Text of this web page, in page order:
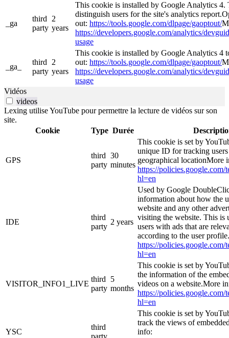
_ga
third
party
2
years
This cookie is installed by Google Analytics 4.
distinguish users for the site's analytics
out: https://tools.google.com/dlpage/gaoptout/
https://developers.google.com/analytics/
usage
_ga_
third
party
2
years
This cookie is installed by Google Analytics 4
out: https://tools.google.com/dlpage/gaoptout/
https://developers.google.com/analytics/
usage
Vidéos
videos
Lexing utilise YouTube pour permettre la lecture de vidéos sur son
site.
Cookie
Type Durée
GPS
third
party
30
minutes
This cookie is set by
unique ID for tracking
geographical locationMore
https://policies.google.com/
hl=en
IDE
third
party
2 years
Used by Google
information about how the
website and any other
visiting the website. This is
users with ads that are
according to the user
https://policies.google.com/
hl=en
VISITOR_INFO1_LIVE
third
party
5
months
This cookie is set by
the information of the
videos on a website.More
https://policies.google.com/
hl=en
YSC
third
This cookie is set by
track the views of
info: